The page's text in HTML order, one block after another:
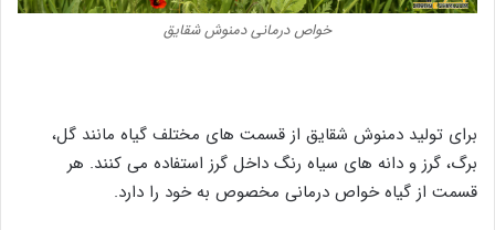
خواص درمانی دمنوش شقایق
برای تولید دمنوش شقایق از قسمت های مختلف گیاه مانند گل،
برگ، گرز و دانه های سیاه رنگ داخل گرز استفاده می کنند. هر
قسمت از گیاه خواص درمانی مخصوص به خود را دارد.